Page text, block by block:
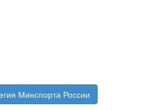
Минспорта России